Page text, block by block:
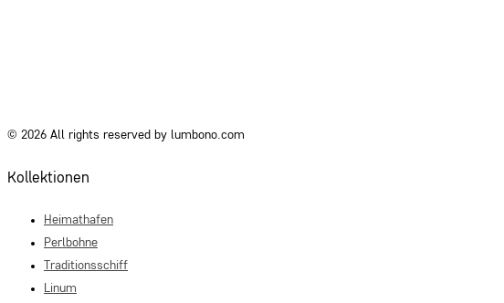
© 2026 All rights reserved by lumbono.com
Kollektionen
Heimathafen
Perlbohne
Traditionsschiff
Linum